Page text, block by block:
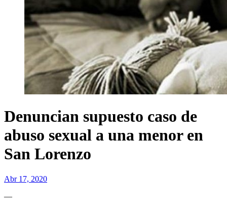
Denuncian supuesto caso de
abuso sexual a una menor en
San Lorenzo
Abr 17, 2020
—